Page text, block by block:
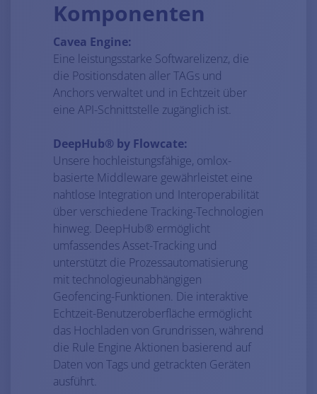
Komponenten
Cavea Engine:
Eine leistungsstarke Softwarelizenz, die
die Positionsdaten aller TAGs und
Anchors verwaltet und in Echtzeit über
eine API-Schnittstelle zugänglich ist.
DeepHub® by Flowcate:
Unsere hochleistungsfähige, omlox-
basierte Middleware gewährleistet eine
nahtlose Integration und Interoperabilität
über verschiedene Tracking-Technologien
hinweg. DeepHub® ermöglicht
umfassendes Asset-Tracking und
unterstützt die Prozessautomatisierung
mit technologieunabhängigen
Geofencing-Funktionen. Die interaktive
Echtzeit-Benutzeroberfläche ermöglicht
das Hochladen von Grundrissen, während
die Rule Engine Aktionen basierend auf
Daten von Tags und getrackten Geräten
ausführt.